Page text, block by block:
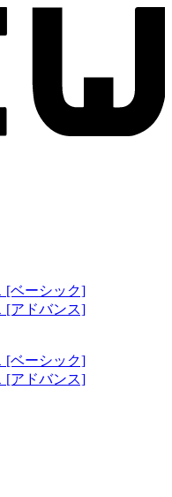
[ベーシック]
[アドバンス]
[ベーシック]
[アドバンス]